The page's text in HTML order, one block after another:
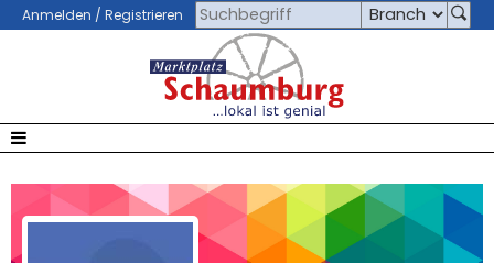
Anmelden / Registrieren